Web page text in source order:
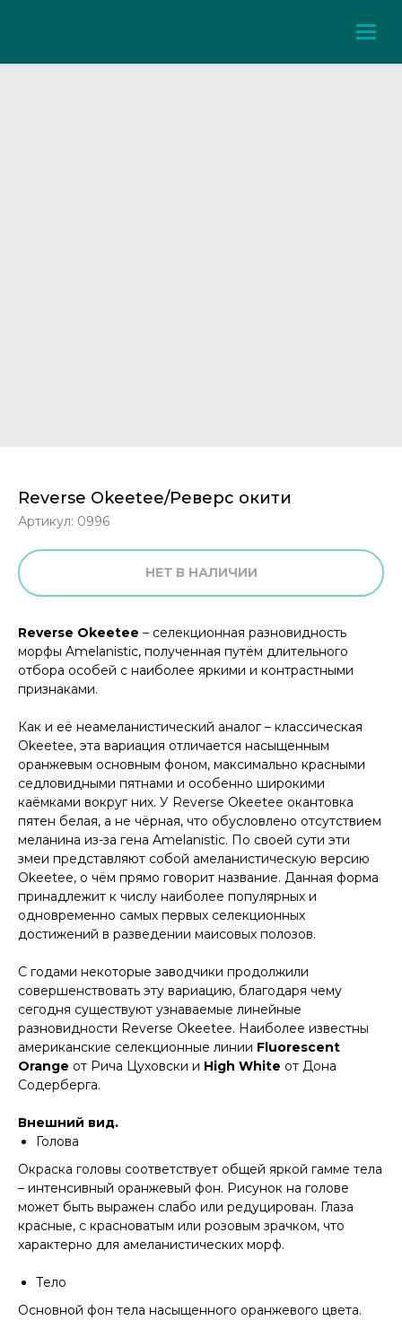
Reverse Okeetee/Реверс окити
Артикул: 0996
НЕТ В НАЛИЧИИ
Reverse Okeetee – селекционная разновидность
морфы Amelanistic, полученная путём длительного
отбора особей с наиболее яркими и контрастными
признаками.
Как и её неамеланистический аналог – классическая
Okeetee, эта вариация отличается насыщенным
оранжевым основным фоном, максимально красными
седловидными пятнами и особенно широкими
каёмками вокруг них. У Reverse Okeetee окантовка
пятен белая, а не чёрная, что обусловлено отсутствием
меланина из-за гена Amelanistic. По своей сути эти
змеи представляют собой амеланистическую версию
Okeetee, о чём прямо говорит название. Данная форма
принадлежит к числу наиболее популярных и
одновременно самых первых селекционных
достижений в разведении маисовых полозов.
С годами некоторые заводчики продолжили
совершенствовать эту вариацию, благодаря чему
сегодня существуют узнаваемые линейные
разновидности Reverse Okeetee. Наиболее известны
американские селекционные линии Fluorescent
Orange от Рича Цуховски и High White от Дона
Содерберга.
Внешний вид.
Голова
Окраска головы соответствует общей яркой гамме тела
– интенсивный оранжевый фон. Рисунок на голове
может быть выражен слабо или редуцирован. Глаза
красные, с красноватым или розовым зрачком, что
характерно для амеланистических морф.
Тело
Основной фон тела насыщенного оранжевого цвета.